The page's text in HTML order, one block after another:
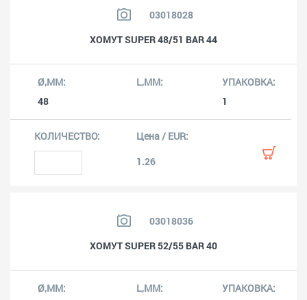
03018028
ХОМУТ SUPER 48/51 BAR 44
48 1
1.26
03018036
ХОМУТ SUPER 52/55 BAR 40